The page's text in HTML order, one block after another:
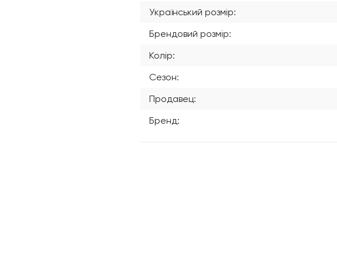
Український розмір:
Брендовий розмір:
Колір:
Сезон:
Продавец:
Бренд: